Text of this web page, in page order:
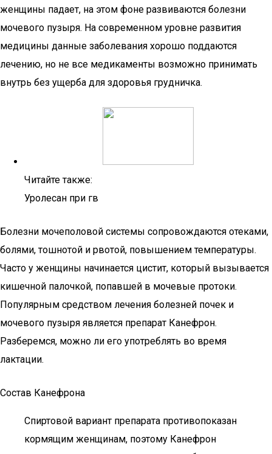
женщины падает, на этом фоне развиваются болезни
мочевого пузыря. На современном уровне развития
медицины данные заболевания хорошо поддаются
лечению, но не все медикаменты возможно принимать
внутрь без ущерба для здоровья грудничка.
Читайте также:
Уролесан при гв
Болезни мочеполовой системы сопровождаются отеками,
болями, тошнотой и рвотой, повышением температуры.
Часто у женщины начинается цистит, который вызывается
кишечной палочкой, попавшей в мочевые протоки.
Популярным средством лечения болезней почек и
мочевого пузыря является препарат Канефрон.
Разберемся, можно ли его употреблять во время
лактации.
Состав Канефрона
Спиртовой вариант препарата противопоказан
кормящим женщинам, поэтому Канефрон